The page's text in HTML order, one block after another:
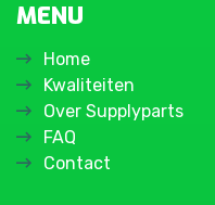
MENU
Home
Kwaliteiten
Over Supplyparts
FAQ
Contact